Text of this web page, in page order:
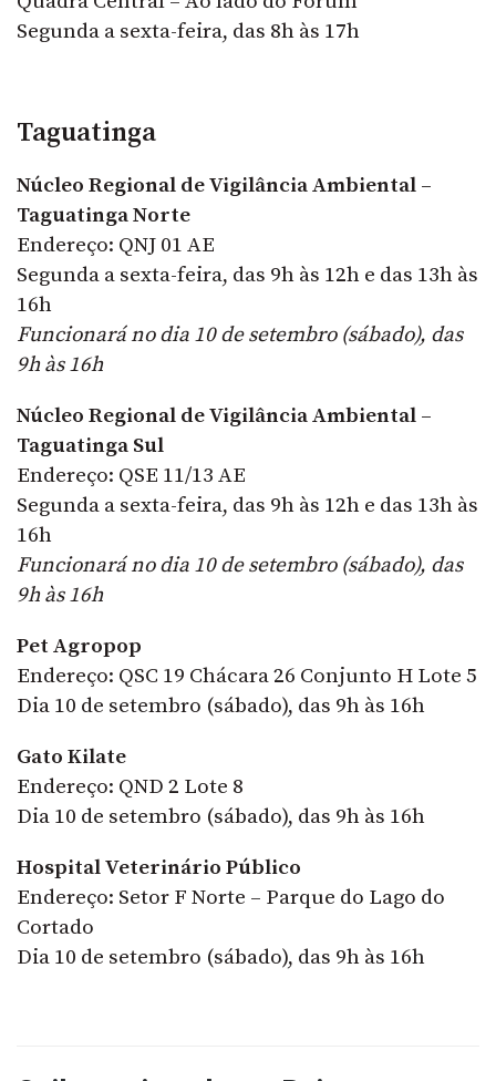
Segunda a sexta-feira, das 8h às 17h
Taguatinga
Núcleo Regional de Vigilância Ambiental –
Taguatinga Norte
Endereço: QNJ 01 AE
Segunda a sexta-feira, das 9h às 12h e das 13h às
16h
Funcionará no dia 10 de setembro (sábado), das
9h às 16h
Núcleo Regional de Vigilância Ambiental –
Taguatinga Sul
Endereço: QSE 11/13 AE
Segunda a sexta-feira, das 9h às 12h e das 13h às
16h
Funcionará no dia 10 de setembro (sábado), das
9h às 16h
Pet Agropop
Endereço: QSC 19 Chácara 26 Conjunto H Lote 5
Dia 10 de setembro (sábado), das 9h às 16h
Gato Kilate
Endereço: QND 2 Lote 8
Dia 10 de setembro (sábado), das 9h às 16h
Hospital Veterinário Público
Endereço: Setor F Norte – Parque do Lago do
Cortado
Dia 10 de setembro (sábado), das 9h às 16h